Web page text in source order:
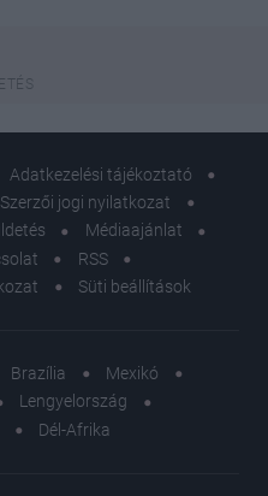
Adatkezelési tájékoztató
Szerzői jogi nyilatkozat
Médiaajánlat
RSS
Süti beállítások
Brazília
Mexikó
Lengyelország
Dél-Afrika